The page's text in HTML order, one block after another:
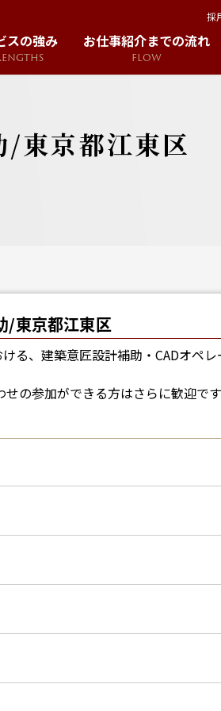
採
スの強み お仕事紹介までの流れ
FLOW
/東京都江東区
/東京都江東区
る、建築意匠設計補助・CADオペ
の参加ができる方はさらに歓迎で